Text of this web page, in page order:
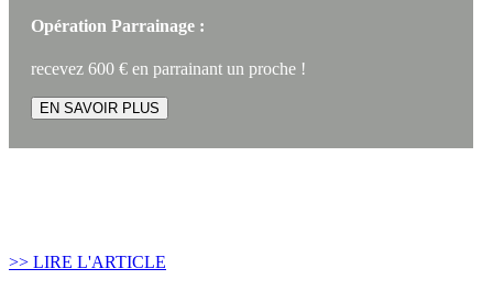
Opération Parrainage :
recevez 600 € en parrainant un proche !
EN SAVOIR PLUS
>> LIRE L'ARTICLE